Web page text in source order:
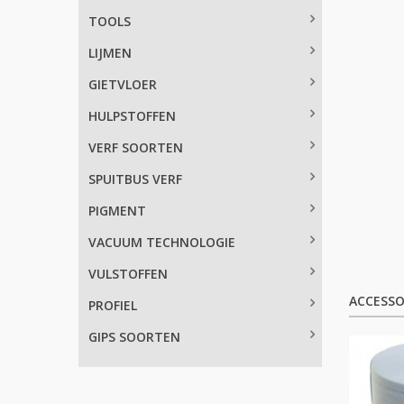
TOOLS
LIJMEN
GIETVLOER
HULPSTOFFEN
VERF SOORTEN
SPUITBUS VERF
PIGMENT
VACUUM TECHNOLOGIE
VULSTOFFEN
PROFIEL
GIPS SOORTEN